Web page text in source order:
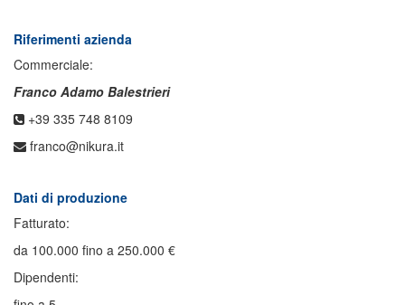
Riferimenti azienda
Commerciale:
Franco Adamo Balestrieri
+39 335 748 8109
franco@nikura.it
Dati di produzione
Fatturato:
da 100.000 fino a 250.000 €
Dipendenti: